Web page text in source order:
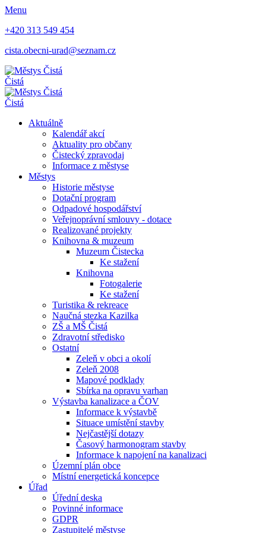
Menu
+420 313 549 454
cista.obecni-urad@seznam.cz
Čistá
Čistá
Aktuálně
Kalendář akcí
Aktuality pro občany
Čistecký zpravodaj
Informace z městyse
Městys
Historie městyse
Dotační program
Odpadové hospodářství
Veřejnoprávní smlouvy - dotace
Realizované projekty
Knihovna & muzeum
Muzeum Čistecka
Ke stažení
Knihovna
Fotogalerie
Ke stažení
Turistika & rekreace
Naučná stezka Kazilka
ZŠ a MŠ Čistá
Zdravotní středisko
Ostatní
Zeleň v obci a okolí
Zeleň 2008
Mapové podklady
Sbírka na opravu varhan
Výstavba kanalizace a ČOV
Informace k výstavbě
Situace umístění stavby
Nejčastější dotazy
Časový harmonogram stavby
Informace k napojení na kanalizaci
Územní plán obce
Místní energetická koncepce
Úřad
Úřední deska
Povinné informace
GDPR
Zastupitelé městyse